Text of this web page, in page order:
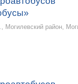
Могилевский район,